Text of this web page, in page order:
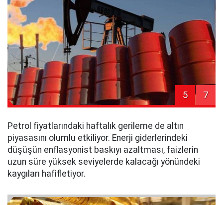
5 7
Petrol fiyatlarındaki haftalık gerileme de altın
piyasasını olumlu etkiliyor. Enerji giderlerindeki
düşüşün enflasyonist baskıyı azaltması, faizlerin
uzun süre yüksek seviyelerde kalacağı yönündeki
kaygıları hafifletiyor.